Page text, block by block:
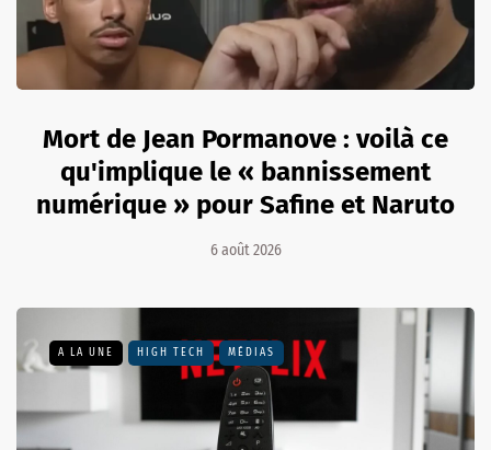
Mort de Jean Pormanove : voilà ce
qu'implique le « bannissement
numérique » pour Safine et Naruto
6 août 2026
A LA UNE HIGH TECH MÉDIAS